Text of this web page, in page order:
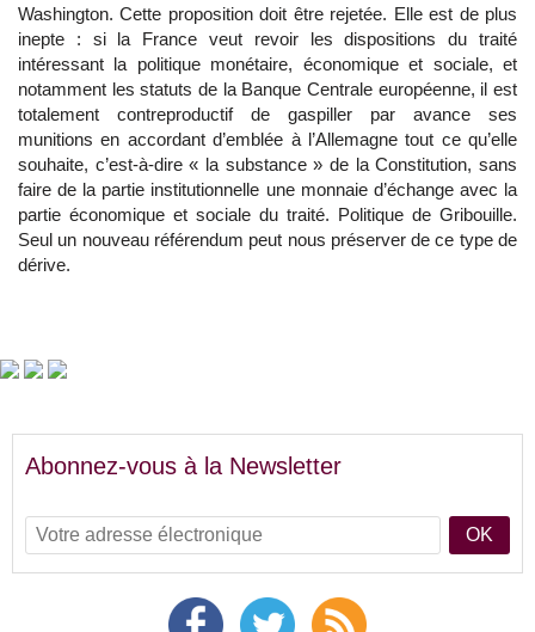
Washington. Cette proposition doit être rejetée. Elle est de plus
inepte : si la France veut revoir les dispositions du traité
intéressant la politique monétaire, économique et sociale, et
notamment les statuts de la Banque Centrale européenne, il est
totalement contreproductif de gaspiller par avance ses
munitions en accordant d’emblée à l’Allemagne tout ce qu’elle
souhaite, c’est-à-dire « la substance » de la Constitution, sans
faire de la partie institutionnelle une monnaie d’échange avec la
partie économique et sociale du traité. Politique de Gribouille.
Seul un nouveau référendum peut nous préserver de ce type de
dérive.
Abonnez-vous à la Newsletter
OK